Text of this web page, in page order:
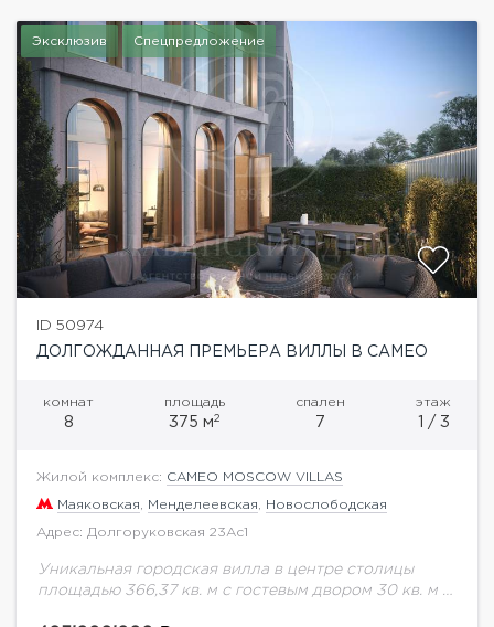
Эксклюзив Спецпредложение
ID 50974
ДОЛГОЖДАННАЯ ПРЕМЬЕРА ВИЛЛЫ В CAMEO
комнат
8
площадь
375 м2
спален
7
этаж
1 / 3
Жилой комплекс: CAMEO MOSCOW VILLAS
Маяковская Менделеевская Новослободская
Адрес: Долгоруковская 23Ас1
Уникальная городская вилла в центре столицы
площадью 366,37 кв. м с гостевым двором 30 кв. м и